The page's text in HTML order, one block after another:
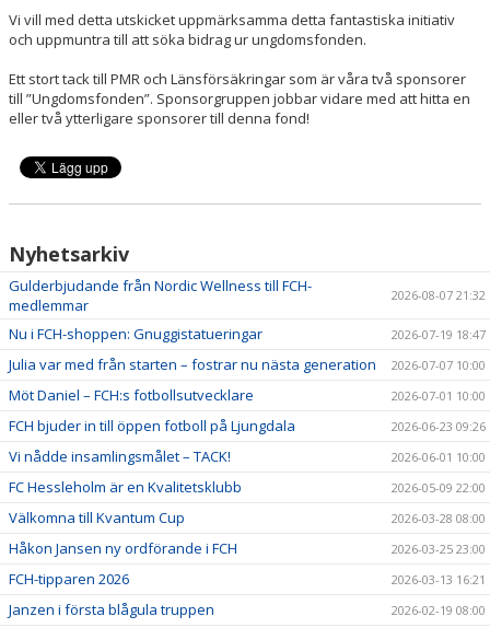
Vi vill med detta utskicket uppmärksamma detta fantastiska initiativ
och uppmuntra till att söka bidrag ur ungdomsfonden.
Ett stort tack till PMR och Länsförsäkringar som är våra två sponsorer
till ”Ungdomsfonden”. Sponsorgruppen jobbar vidare med att hitta en
eller två ytterligare sponsorer till denna fond!
Nyhetsarkiv
Gulderbjudande från Nordic Wellness till FCH-
medlemmar
2026-08-07 21:32
Nu i FCH-shoppen: Gnuggistatueringar 2026-07-19 18:47
Julia var med från starten – fostrar nu nästa generation 2026-07-07 10:00
Möt Daniel – FCH:s fotbollsutvecklare 2026-07-01 10:00
FCH bjuder in till öppen fotboll på Ljungdala 2026-06-23 09:26
Vi nådde insamlingsmålet – TACK! 2026-06-01 10:00
FC Hessleholm är en Kvalitetsklubb 2026-05-09 22:00
Välkomna till Kvantum Cup 2026-03-28 08:00
Håkon Jansen ny ordförande i FCH 2026-03-25 23:00
FCH-tipparen 2026 2026-03-13 16:21
Janzen i första blågula truppen 2026-02-19 08:00